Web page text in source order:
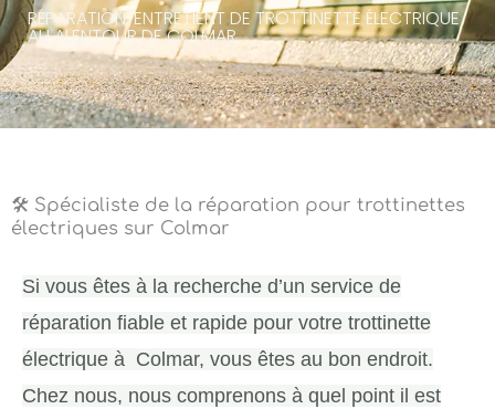
RÉPARATION, ENTRETIENT DE TROTTINETTE ÉLECTRIQUE
AU ALENTOUR DE COLMAR
🛠️ Spécialiste de la réparation pour trottinettes
électriques sur Colmar
Si vous êtes à la recherche d’un service de
réparation fiable et rapide pour votre trottinette
électrique à Colmar, vous êtes au bon endroit.
Chez nous, nous comprenons à quel point il est